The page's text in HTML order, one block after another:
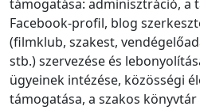
támogatása: adminisztráció, a
Facebook-profil, blog
(filmklub, szakest,
stb.) szervezése és
ügyeinek intézése, közösségi
támogatása, a szakos